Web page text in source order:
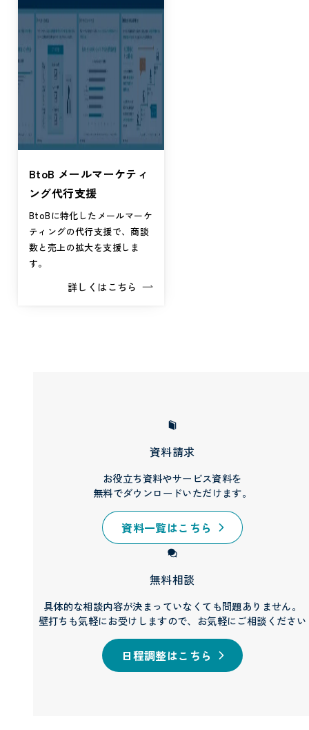
BtoB メールマーケティ
ング代行支援
BtoBに特化したメールマーケ
ティングの代行支援で、商談
数と売上の拡大を支援しま
す。
詳しくはこちら
資料請求
お役立ち資料やサービス資料を
無料でダウンロードいただけます。
資料一覧はこちら
無料相談
具体的な相談内容が決まっていなくても問題ありません。
壁打ちも気軽にお受けしますので、お気軽にご相談ください
日程調整はこちら